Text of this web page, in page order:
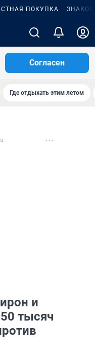
ПОКУПКА
Согласен
Где отдыхать этим летом
и
тысяч